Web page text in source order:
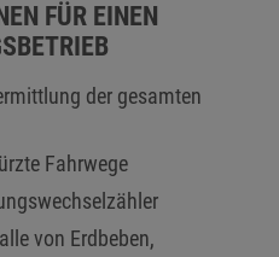
FÜR EINEN
der gesamten
Fahrwege
von Erdbeben,